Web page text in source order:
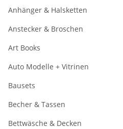
Anhänger & Halsketten
Anstecker & Broschen
Art Books
Auto Modelle + Vitrinen
Bausets
Becher & Tassen
Bettwäsche & Decken